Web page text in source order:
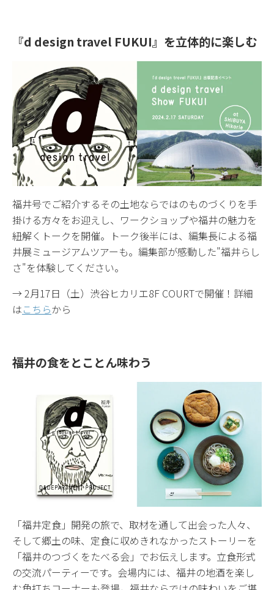
『d design travel FUKUI』を立体的に楽しむ
福井号でご紹介するその土地ならではのものづくりを手
掛ける方々をお迎えし、ワークショップや福井の魅力を
紐解くトークを開催。トーク後半には、編集長による福
井展ミュージアムツアーも。編集部が感動した"福井らし
さ"を体験してください。
→ 2月17日（土）渋谷ヒカリエ8F COURTで開催！詳細
はこちらから
福井の食をとことん味わう
「福井定食」開発の旅で、取材を通して出会った人々、
そして郷土の味、定食に収めきれなかったストーリーを
「福井のつづくをたべる会」でお伝えします。立食形式
の交流パーティーです。会場内には、福井の地酒を楽し